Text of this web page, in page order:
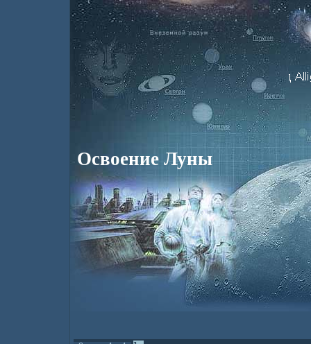
Освоение Луны